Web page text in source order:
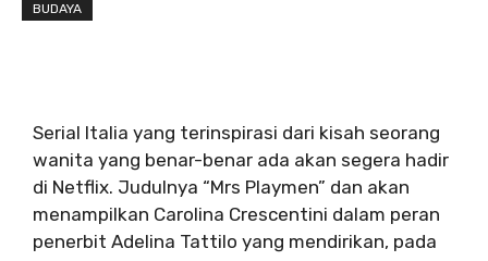
BUDAYA
Serial Italia yang terinspirasi dari kisah seorang
wanita yang benar-benar ada akan segera hadir
di Netflix. Judulnya “Mrs Playmen” dan akan
menampilkan Carolina Crescentini dalam peran
penerbit Adelina Tattilo yang mendirikan, pada